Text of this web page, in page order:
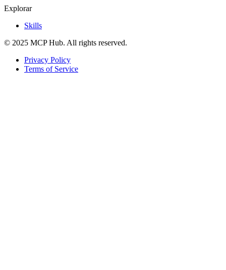
Explorar
Skills
© 2025 MCP Hub. All rights reserved.
Privacy Policy
Terms of Service